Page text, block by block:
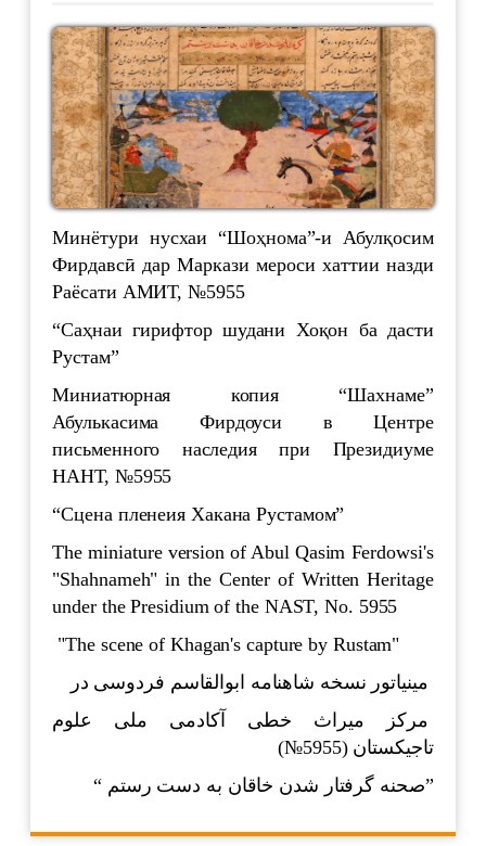
Минётури нусхаи “Шоҳнома”-и Абулқосим
Фирдавсӣ дар Маркази мероси хаттии назди
Раёсати АМИТ, №5955
“Саҳнаи гирифтор шудани Хоқон ба дасти
Рустам”
Миниатюрная копия “Шахнаме”
Абулькасима Фирдоуси в Центре
письменного наследия при Президиуме
НАНТ, №5955
“Сцена пленеия Хакана Рустамом”
The miniature version of Abul Qasim Ferdowsi's
"Shahnameh" in the Center of Written Heritage
under the Presidium of the NAST, No. 5955
"The scene of Khagan's capture by Rustam"
مینیاتور نسخه شاهنامه ابوالقاسم فردوسی در
مرکز میراث خطی آکادمی ملی علوم
تاجیکستان (№5955
)
”صحنه گرفتار شدن خاقان به دست رستم “